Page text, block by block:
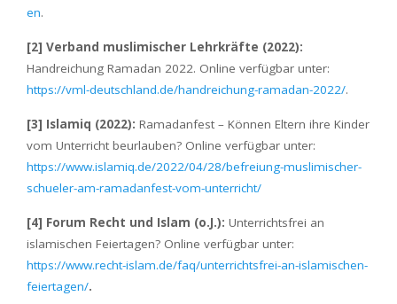
en.
[2] Verband muslimischer Lehrkräfte (2022):
Handreichung Ramadan 2022. Online verfügbar unter:
https://vml-deutschland.de/handreichung-ramadan-2022/.
[3] Islamiq (2022): Ramadanfest – Können Eltern ihre Kinder
vom Unterricht beurlauben? Online verfügbar unter:
https://www.islamiq.de/2022/04/28/befreiung-muslimischer-
schueler-am-ramadanfest-vom-unterricht/
[4] Forum Recht und Islam (o.J.): Unterrichtsfrei an
islamischen Feiertagen? Online verfügbar unter:
https://www.recht-islam.de/faq/unterrichtsfrei-an-islamischen-
feiertagen/.